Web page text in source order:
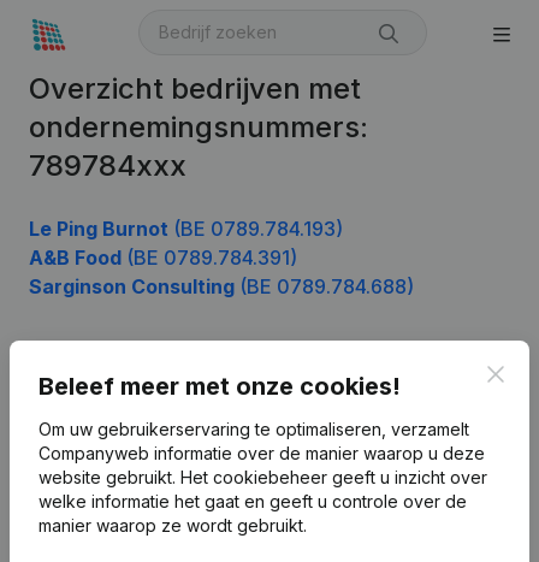
Overzicht bedrijven met
ondernemingsnummers:
789784xxx
Le Ping Burnot (BE 0789.784.193)
A&B Food (BE 0789.784.391)
Sarginson Consulting (BE 0789.784.688)
Beleef meer met onze cookies!
Om uw gebruikerservaring te optimaliseren, verzamelt
Companyweb informatie over de manier waarop u deze
website gebruikt. Het cookiebeheer geeft u inzicht over
welke informatie het gaat en geeft u controle over de
manier waarop ze wordt gebruikt.
Nederlands
Product
Bedrijfsinformatie
Monitoring
Internationaal zoeken